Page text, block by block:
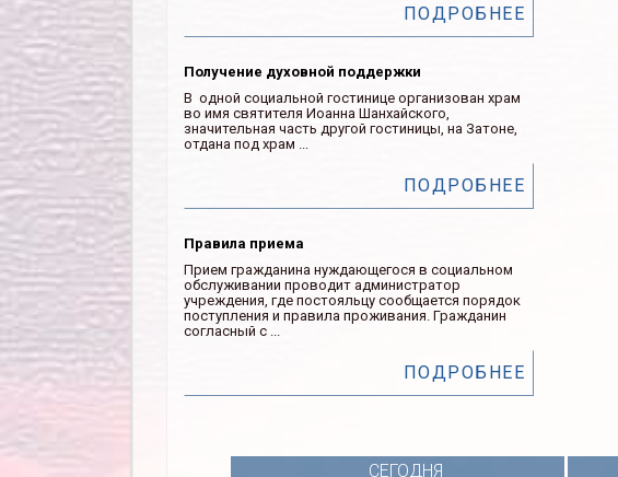
ПОДРОБНЕЕ
Получение духовной поддержки
В одной социальной гостинице организован храм
во имя святителя Иоанна Шанхайского,
значительная часть другой гостиницы, на Затоне,
отдана под храм ...
ПОДРОБНЕЕ
Правила приема
Прием гражданина нуждающегося в социальном
обслуживании проводит администратор
учреждения, где постояльцу сообщается порядок
поступления и правила проживания. Гражданин
согласный с ...
ПОДРОБНЕЕ
СЕГОДНЯ